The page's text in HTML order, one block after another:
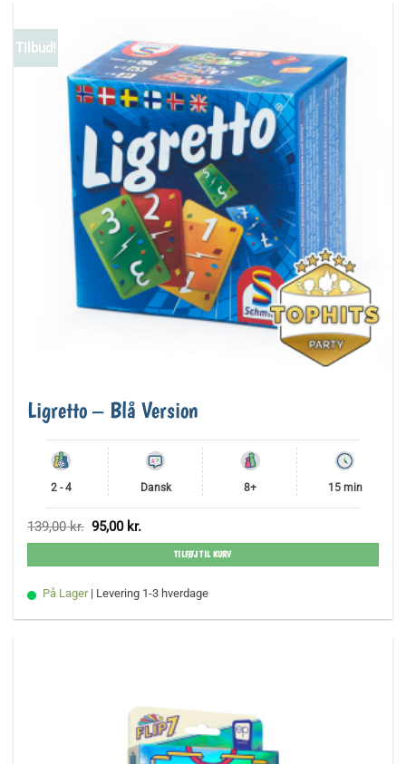
Tilbud!
Ligretto – Blå Version
2 - 4 Dansk 8+ 15 min
139,00kr. Den
oprindelige
pris
139,00 kr..
95,00 kr.
aktuelle
pris
95,00 kr..
TILFØJ TIL KURV
På Lager | Levering 1-3 hverdage